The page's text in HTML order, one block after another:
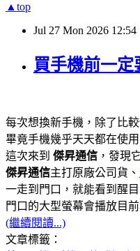
▲top
Jul 27 Mon 2026 12:54
買手機前一定
每次想換新手機，除了比
畢竟手機幾乎天天都在使
這次來到 傑昇通信 ，發現
傑昇通信主打原廠公司貨、
一走到門口，就能看到醒
門口的大型螢幕會播放目
(繼續閱讀...)
文章標籤：